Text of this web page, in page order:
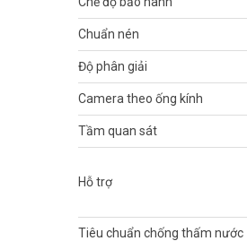
Camera IMOU IPC-S41FP
quét 0 ~ 355° ngang & dọc
đêm cho độ rõ nét như ban
Chuẩn nén
Độ phân giải
Camera theo ống kính
Tầm quan sát
Hỗ trợ
Tiêu chuẩn chống thấm nước